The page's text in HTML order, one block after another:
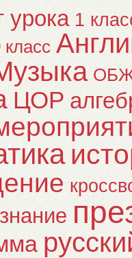
урока 1
класс
ЦОР